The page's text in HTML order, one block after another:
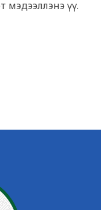
мэдээллэнэ үү.